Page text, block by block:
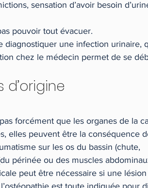
sensation d’avoir besoin
pouvoir tout évacuer.
diagnostiquer une infection urinaire,
chez le médecin permet de se
d’origine
forcément que les organes de la
elles peuvent être la conséquence
sur les os du bassin (chute,
périnée ou des muscles
peut être nécessaire si une